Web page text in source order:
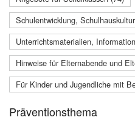
Schulentwicklung,
Unterrichtsmaterialien,
Hinweise für Elternabende und
Für Kinder und Jugendliche mit
Präventionsthema